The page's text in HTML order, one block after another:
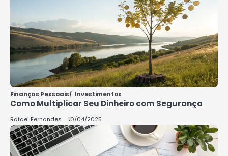
COMO INVESTIR COM POUCO
DINHEIRO 2025
Rafael Fernandes
Finanças Pessoais Investimentos
Como Multiplicar Seu Dinheiro com Segurança
Rafael Fernandes 10/04/2025